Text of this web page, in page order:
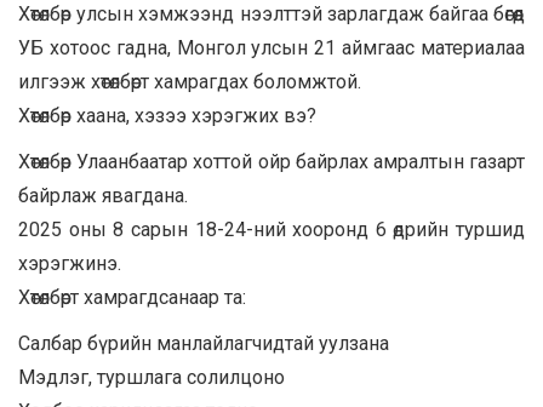
Хөтөлбөр улсын хэмжээнд нээлттэй зарлагдаж байгаа бөгөөд
УБ хотоос гадна, Монгол улсын 21 аймгаас материалаа
илгээж хөтөлбөрт хамрагдах боломжтой.
Хөтөлбөр хаана, хэзээ хэрэгжих вэ?
Хөтөлбөр Улаанбаатар хоттой ойр байрлах амралтын газарт
байрлаж явагдана.
2025 оны 8 сарын 18-24-ний хооронд 6 өдрийн туршид
хэрэгжинэ.
Хөтөлбөрт хамрагдсанаар та:
Салбар бүрийн манлайлагчидтай уулзана
Мэдлэг, туршлага солилцоно